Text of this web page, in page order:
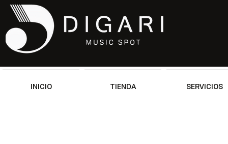
INICIO TIENDA SERVICIOS